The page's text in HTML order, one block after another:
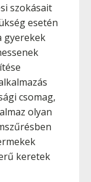
szokásait
esetén
gyerekek
csomag,
olyan
keretek